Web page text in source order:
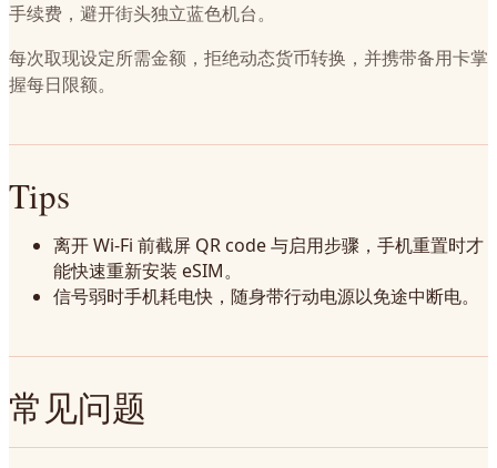
手续费，避开街头独立蓝色机台。
每次取现设定所需金额，拒绝动态货币转换，并携带备用卡掌
握每日限额。
Tips
离开 Wi-Fi 前截屏 QR code 与启用步骤，手机重置时才
能快速重新安装 eSIM。
信号弱时手机耗电快，随身带行动电源以免途中断电。
常见问题